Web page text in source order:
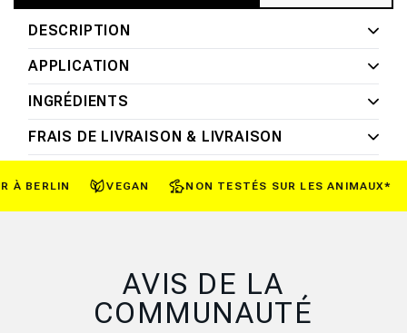
DESCRIPTION
APPLICATION
INGRÉDIENTS
FRAIS DE LIVRAISON & LIVRAISON
BERLIN VEGAN NON TESTÉS SUR LES ANIMAUX*
AVIS DE LA
COMMUNAUTÉ